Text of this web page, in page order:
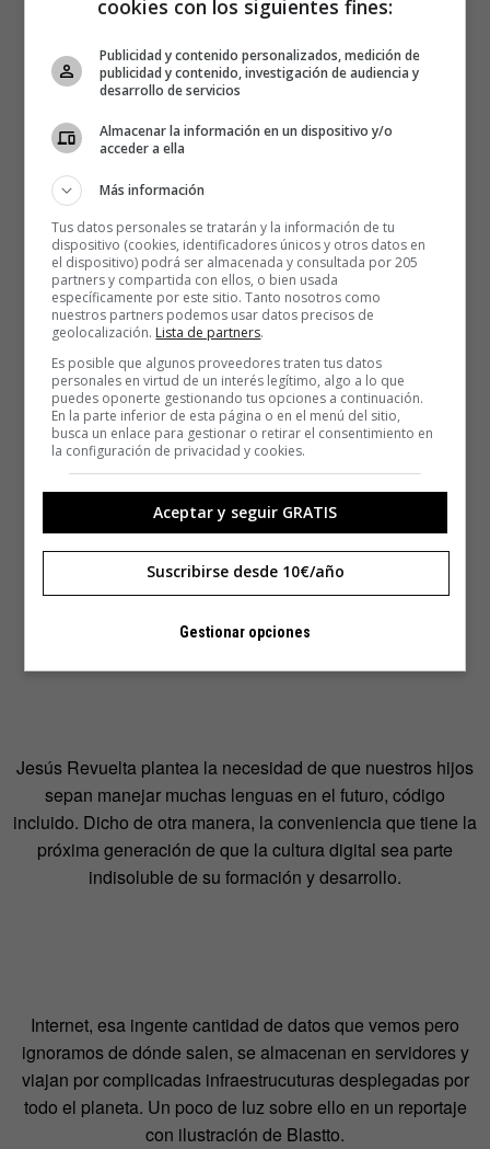
Jesús Revuelta plantea la necesidad de que nuestros hijos
sepan manejar muchas lenguas en el futuro, código
incluido. Dicho de otra manera, la conveniencia que tiene la
próxima generación de que la cultura digital sea parte
indisoluble de su formación y desarrollo.
Internet, esa ingente cantidad de datos que vemos pero
ignoramos de dónde salen, se almacenan en servidores y
viajan por complicadas infraestrucuturas desplegadas por
todo el planeta. Un poco de luz sobre ello en un reportaje
con ilustración de Blastto.
cookies con los siguientes fines:
Publicidad y contenido personalizados, medición de
publicidad y contenido, investigación de audiencia y
desarrollo de servicios
Almacenar la información en un dispositivo y/o
acceder a ella
Más información
Tus datos personales se tratarán y la información de tu
dispositivo (cookies, identificadores únicos y otros datos en
el dispositivo) podrá ser almacenada y consultada por 205
partners y compartida con ellos, o bien usada
específicamente por este sitio. Tanto nosotros como
nuestros partners podemos usar datos precisos de
geolocalización. Lista de partners.
Es posible que algunos proveedores traten tus datos
personales en virtud de un interés legítimo, algo a lo que
puedes oponerte gestionando tus opciones a continuación.
En la parte inferior de esta página o en el menú del sitio,
busca un enlace para gestionar o retirar el consentimiento en
la configuración de privacidad y cookies.
Aceptar y seguir GRATIS
Suscribirse desde 10€/año
Gestionar opciones